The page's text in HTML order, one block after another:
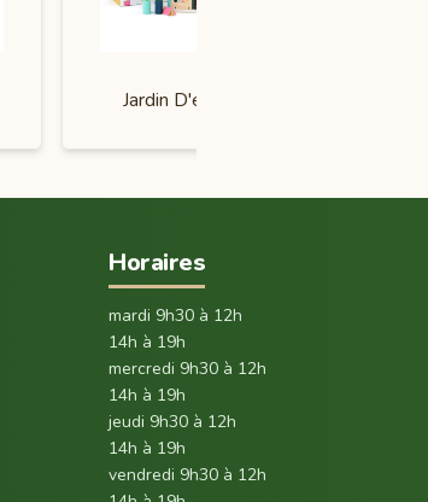
Jardin D'éveil
Horaires
mardi 9h30 à 12h
14h à 19h
mercredi 9h30 à 12h
14h à 19h
jeudi 9h30 à 12h
14h à 19h
vendredi 9h30 à 12h